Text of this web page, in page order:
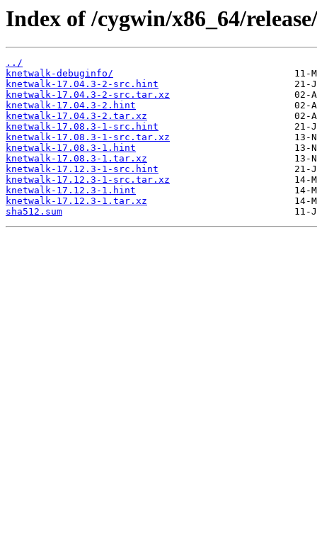
Index of /cygwin/x86_64/
../
knetwalk-debuginfo/
knetwalk-17.04.3-2-src.hint
knetwalk-17.04.3-2-src.tar.xz
knetwalk-17.04.3-2.hint
knetwalk-17.04.3-2.tar.xz
knetwalk-17.08.3-1-src.hint
knetwalk-17.08.3-1-src.tar.xz
knetwalk-17.08.3-1.hint
knetwalk-17.08.3-1.tar.xz
knetwalk-17.12.3-1-src.hint
knetwalk-17.12.3-1-src.tar.xz
knetwalk-17.12.3-1.hint
knetwalk-17.12.3-1.tar.xz
sha512.sum